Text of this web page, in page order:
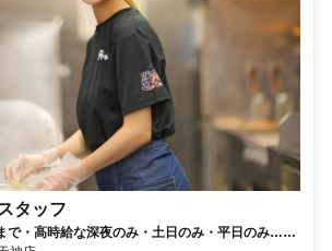
タッフ
で・高時給な深夜のみ・土日のみ・平日のみ…好